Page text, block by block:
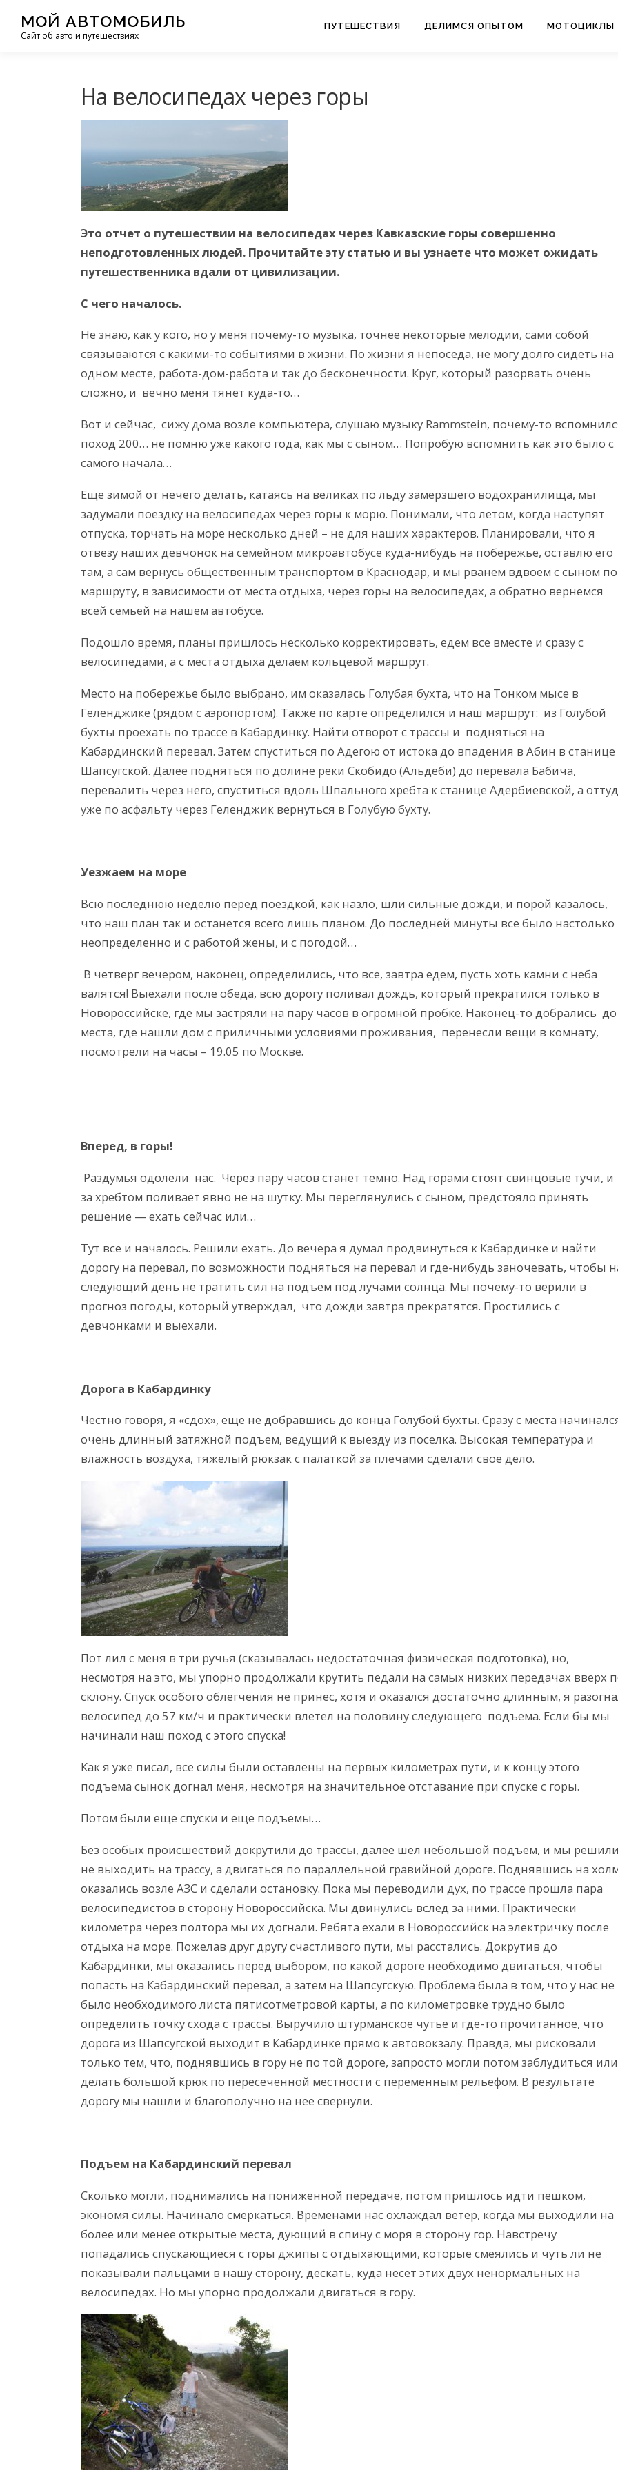
МОЙ АВТОМОБИЛЬ
Сайт об авто и путешествиях
ПУТЕШЕСТВИЯ ДЕЛИМСЯ ОПЫТОМ МОТОЦИКЛЫ
На велосипедах через горы
Это отчет о путешествии на велосипедах через Кавказские горы совершенно
неподготовленных людей. Прочитайте эту статью и вы узнаете что может ожидать
путешественника вдали от цивилизации.
С чего началось.
Не знаю, как у кого, но у меня почему-то музыка, точнее некоторые мелодии, сами собой
связываются с какими-то событиями в жизни. По жизни я непоседа, не могу долго сидеть на
одном месте, работа-дом-работа и так до бесконечности. Круг, который разорвать очень
сложно, и вечно меня тянет куда-то…
Вот и сейчас, сижу дома возле компьютера, слушаю музыку Rammstein, почему-то
поход 200… не помню уже какого года, как мы с сыном… Попробую вспомнить как это было с
самого начала…
Еще зимой от нечего делать, катаясь на великах по льду замерзшего водохранилища, мы
задумали поездку на велосипедах через горы к морю. Понимали, что летом, когда наступят
отпуска, торчать на море несколько дней – не для наших характеров. Планировали, что я
отвезу наших девчонок на семейном микроавтобусе куда-нибудь на побережье, оставлю его
там, а сам вернусь общественным транспортом в Краснодар, и мы рванем вдвоем с сыном по
маршруту, в зависимости от места отдыха, через горы на велосипедах, а обратно вернемся
всей семьей на нашем автобусе.
Подошло время, планы пришлось несколько корректировать, едем все вместе и сразу с
велосипедами, а с места отдыха делаем кольцевой маршрут.
Место на побережье было выбрано, им оказалась Голубая бухта, что на Тонком мысе в
Геленджике (рядом с аэропортом). Также по карте определился и наш маршрут: из Голубой
бухты проехать по трассе в Кабардинку. Найти отворот с трассы и подняться на
Кабардинский перевал. Затем спуститься по Адегою от истока до впадения в Абин в станице
Шапсугской. Далее подняться по долине реки Скобидо (Альдеби) до перевала Бабича,
перевалить через него, спуститься вдоль Шпального хребта к станице Адербиевской, а
уже по асфальту через Геленджик вернуться в Голубую бухту.
Уезжаем на море
Всю последнюю неделю перед поездкой, как назло, шли сильные дожди, и порой казалось,
что наш план так и останется всего лишь планом. До последней минуты все было настолько
неопределенно и с работой жены, и с погодой…
В четверг вечером, наконец, определились, что все, завтра едем, пусть хоть камни с неба
валятся! Выехали после обеда, всю дорогу поливал дождь, который прекратился только в
Новороссийске, где мы застряли на пару часов в огромной пробке. Наконец-то добрались до
места, где нашли дом с приличными условиями проживания, перенесли вещи в комнату,
посмотрели на часы – 19.05 по Москве.
Вперед, в горы!
Раздумья одолели нас. Через пару часов станет темно. Над горами стоят свинцовые тучи, и
за хребтом поливает явно не на шутку. Мы переглянулись с сыном, предстояло принять
решение — ехать сейчас или…
Тут все и началось. Решили ехать. До вечера я думал продвинуться к Кабардинке и найти
дорогу на перевал, по возможности подняться на перевал и где-нибудь заночевать, чтобы
следующий день не тратить сил на подъем под лучами солнца. Мы почему-то верили в
прогноз погоды, который утверждал, что дожди завтра прекратятся. Простились с
девчонками и выехали.
Дорога в Кабардинку
Честно говоря, я «сдох», еще не добравшись до конца Голубой бухты. Сразу с места
очень длинный затяжной подъем, ведущий к выезду из поселка. Высокая температура и
влажность воздуха, тяжелый рюкзак с палаткой за плечами сделали свое дело.
Пот лил с меня в три ручья (сказывалась недостаточная физическая подготовка), но,
несмотря на это, мы упорно продолжали крутить педали на самых низких передачах вверх
склону. Спуск особого облегчения не принес, хотя и оказался достаточно длинным, я
велосипед до 57 км/ч и практически влетел на половину следующего подъема. Если бы мы
начинали наш поход с этого спуска!
Как я уже писал, все силы были оставлены на первых километрах пути, и к концу этого
подъема сынок догнал меня, несмотря на значительное отставание при спуске с горы.
Потом были еще спуски и еще подъемы…
Без особых происшествий докрутили до трассы, далее шел небольшой подъем, и мы
не выходить на трассу, а двигаться по параллельной гравийной дороге. Поднявшись на
оказались возле АЗС и сделали остановку. Пока мы переводили дух, по трассе прошла пара
велосипедистов в сторону Новороссийска. Мы двинулись вслед за ними. Практически
километра через полтора мы их догнали. Ребята ехали в Новороссийск на электричку после
отдыха на море. Пожелав друг другу счастливого пути, мы расстались. Докрутив до
Кабардинки, мы оказались перед выбором, по какой дороге необходимо двигаться, чтобы
попасть на Кабардинский перевал, а затем на Шапсугскую. Проблема была в том, что у нас не
было необходимого листа пятисотметровой карты, а по километровке трудно было
определить точку схода с трассы. Выручило штурманское чутье и где-то прочитанное, что
дорога из Шапсугской выходит в Кабардинке прямо к автовокзалу. Правда, мы рисковали
только тем, что, поднявшись в гору не по той дороге, запросто могли потом заблудиться или
делать большой крюк по пересеченной местности с переменным рельефом. В результате
дорогу мы нашли и благополучно на нее свернули.
Подъем на Кабардинский перевал
Сколько могли, поднимались на пониженной передаче, потом пришлось идти пешком,
экономя силы. Начинало смеркаться. Временами нас охлаждал ветер, когда мы выходили на
более или менее открытые места, дующий в спину с моря в сторону гор. Навстречу
попадались спускающиеся с горы джипы с отдыхающими, которые смеялись и чуть ли не
показывали пальцами в нашу сторону, дескать, куда несет этих двух ненормальных на
велосипедах. Но мы упорно продолжали двигаться в гору.